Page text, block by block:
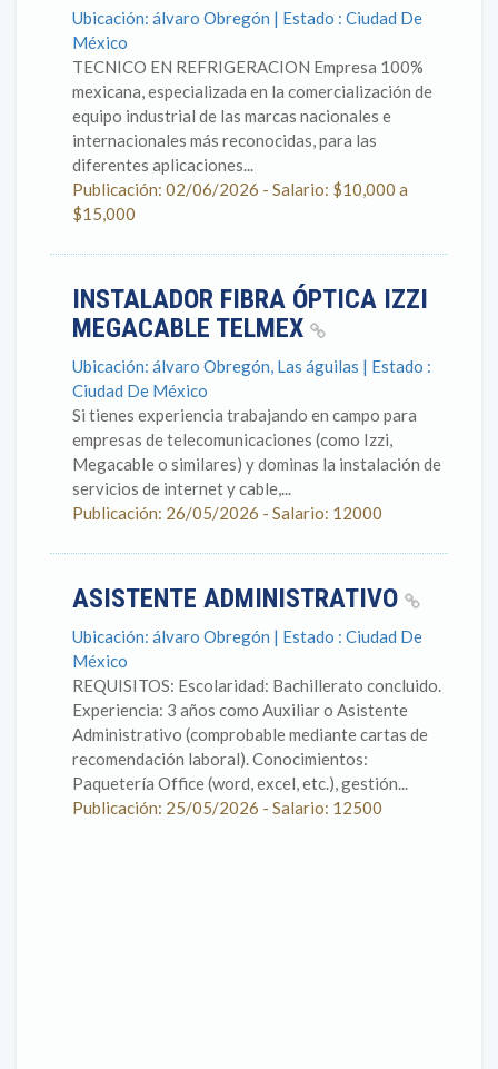
Ubicación: álvaro Obregón | Estado : Ciudad De
México
TECNICO EN REFRIGERACION Empresa 100%
mexicana, especializada en la comercialización de
equipo industrial de las marcas nacionales e
internacionales más reconocidas, para las
diferentes aplicaciones...
Publicación: 02/06/2026 - Salario: $10,000 a
$15,000
INSTALADOR FIBRA ÓPTICA IZZI
MEGACABLE TELMEX
Ubicación: álvaro Obregón, Las águilas | Estado :
Ciudad De México
Si tienes experiencia trabajando en campo para
empresas de telecomunicaciones (como Izzi,
Megacable o similares) y dominas la instalación de
servicios de internet y cable,...
Publicación: 26/05/2026 - Salario: 12000
ASISTENTE ADMINISTRATIVO
Ubicación: álvaro Obregón | Estado : Ciudad De
México
REQUISITOS: Escolaridad: Bachillerato concluido.
Experiencia: 3 años como Auxiliar o Asistente
Administrativo (comprobable mediante cartas de
recomendación laboral). Conocimientos:
Paquetería Office (word, excel, etc.), gestión...
Publicación: 25/05/2026 - Salario: 12500